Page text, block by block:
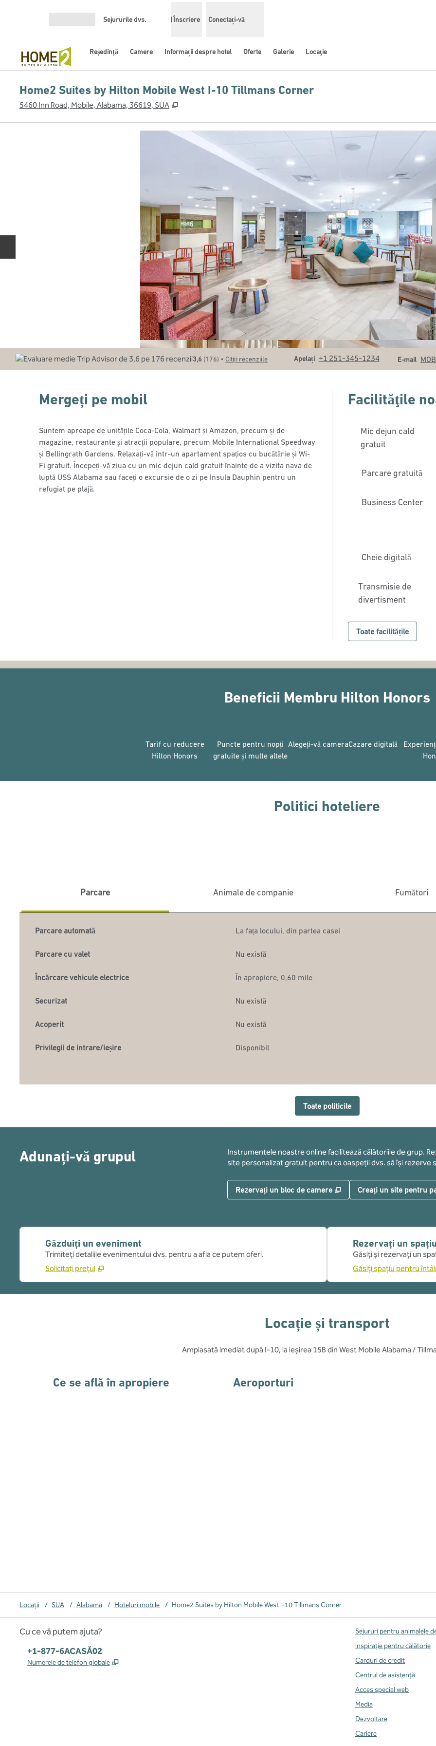
Sejururile dvs. Înscriere Conectați-vă
Reşedinţă Camere Informații despre hotel Oferte Galerie Locaţie
Home2 Suites by Hilton Mobile West I-10 Tillmans Corner
5460 Inn Road, Mobile, Alabama, 36619, SUA ,
3,6 (176) • Citiți recenziile Apelați
Apel +1 251-345-1234 E-mail
Email
Mergeți pe mobil
Suntem aproape de unitățile Coca-Cola, Walmart și Amazon, precum și de
magazine, restaurante și atracții populare, precum Mobile International Speedway
și Bellingrath Gardens. Relaxați-vă într-un apartament spațios cu bucătărie și Wi-
Fi gratuit. Începeți-vă ziua cu un mic dejun cald gratuit înainte de a vizita nava de
luptă USS Alabama sau faceți o excursie de o zi pe Insula Dauphin pentru un
refugiat pe plajă.
Facilităţile
Mic dejun cald
gratuit
Parcare gratuită
Business Center
Cheie digitală
Transmisie de
divertisment
Toate facilitățile
Beneficii Membru Hilton Honors
Tarif cu reducere
Hilton Honors
Puncte pentru nopți
gratuite și multe altele
Alegeți-vă cameraCazare digitală
Politici hoteliere
Parcare Animale de companie Fumători
Parcare automată La fața locului, din partea casei
Parcare cu valet Nu există
Încărcare vehicule electrice În apropiere, 0,60 mile
Securizat Nu există
Acoperit Nu există
Privilegii de intrare/ieșire Disponibil
Toate politicile
Adunați-vă grupul
Instrumentele noastre online facilitează călătoriile de grup.
site personalizat gratuit pentru ca oaspeții dvs. să își rezerve
Rezervați un bloc de camere , Deschide o filă nouă
Creați un site pentru
Găzduiți un eveniment
Trimiteți detaliile evenimentului dvs. pentru a afla ce putem oferi.
Solicitați prețul
Rezervați un
Găsiți și rezervați un
Găsiți spațiu pentru
Locație și transport
Amplasată imediat după I-10, la ieșirea 15B din West Mobile Alabama /
Ce se află în apropiere Aeroporturi
Locații / SUA / Alabama / Hoteluri mobile / Home2 Suites by Hilton Mobile West I-10 Tillmans Corner
Cu ce vă putem ajuta?
Telefon:
+1-877-6ACASĂ02
Numerele de telefon globale ,
Sejururi pentru animalele
Inspirație pentru călătorie
Carduri de credit
Centrul de asistență
Acces special web
Media
Dezvoltare
Cariere